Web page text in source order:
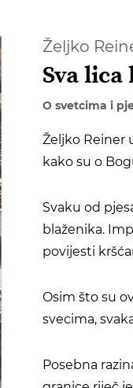
Željko
Sva
O svetcima i
Željko Reiner
kako su o
Svaku od
blaženika.
povijesti
Osim što su
svecima,
Posebna